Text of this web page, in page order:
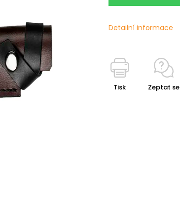
Detailní informace
Tisk Zeptat se